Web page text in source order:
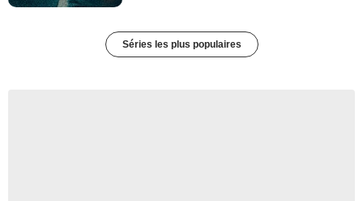
Séries les plus populaires